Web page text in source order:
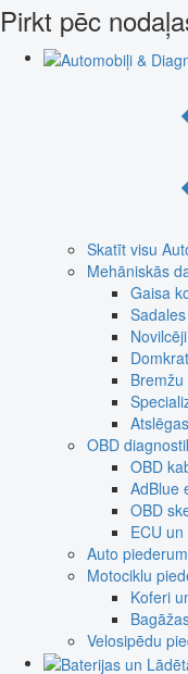
Pirkt pēc
Skatīt visu
Mehāniskās
Gaisa
OBD
OBD
AdBlue
OBD
ECU
Auto
Motociklu
Koferi
Velosipēdu